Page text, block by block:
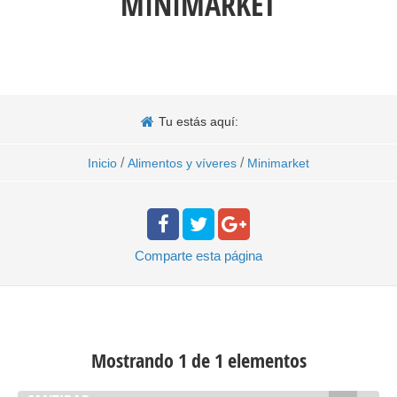
Tu estás aquí:
Inicio / Alimentos y víveres / Minimarket
Comparte esta página
Mostrando 1 de 1 elementos